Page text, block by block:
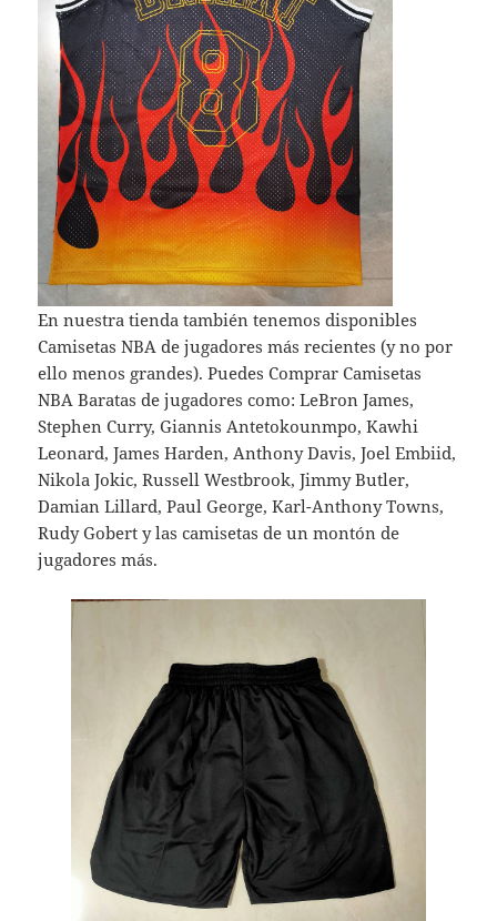
En nuestra tienda también tenemos disponibles
Camisetas NBA de jugadores más recientes (y no por
ello menos grandes). Puedes Comprar Camisetas
NBA Baratas de jugadores como: LeBron James,
Stephen Curry, Giannis Antetokounmpo, Kawhi
Leonard, James Harden, Anthony Davis, Joel Embiid,
Nikola Jokic, Russell Westbrook, Jimmy Butler,
Damian Lillard, Paul George, Karl-Anthony Towns,
Rudy Gobert y las camisetas de un montón de
jugadores más.